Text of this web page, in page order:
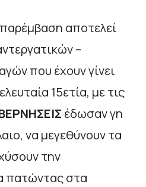
αποτελεί
–
που έχουν γίνει
15ετία, με τις
έδωσαν γη
να μεγεθύνουν τα
την
πατώντας στα